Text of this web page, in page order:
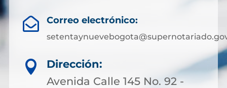
 Correo electrónico:

Dirección:
Avenida Calle 145 No. 92 -